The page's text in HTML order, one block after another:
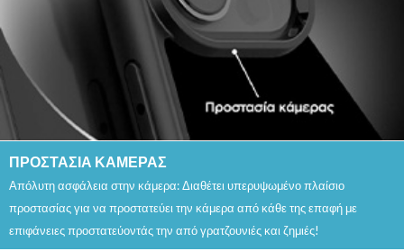
ΠΡΟΣΤΑΣΙΑ ΚΑΜΕΡΑΣ
Απόλυτη ασφάλεια στην κάμερα: Διαθέτει υπερυψωμένο πλαίσιο
προστασίας για να προστατεύει την κάμερα από κάθε της επαφή με
επιφάνειες προστατεύοντάς την από γρατζουνιές και ζημιές!